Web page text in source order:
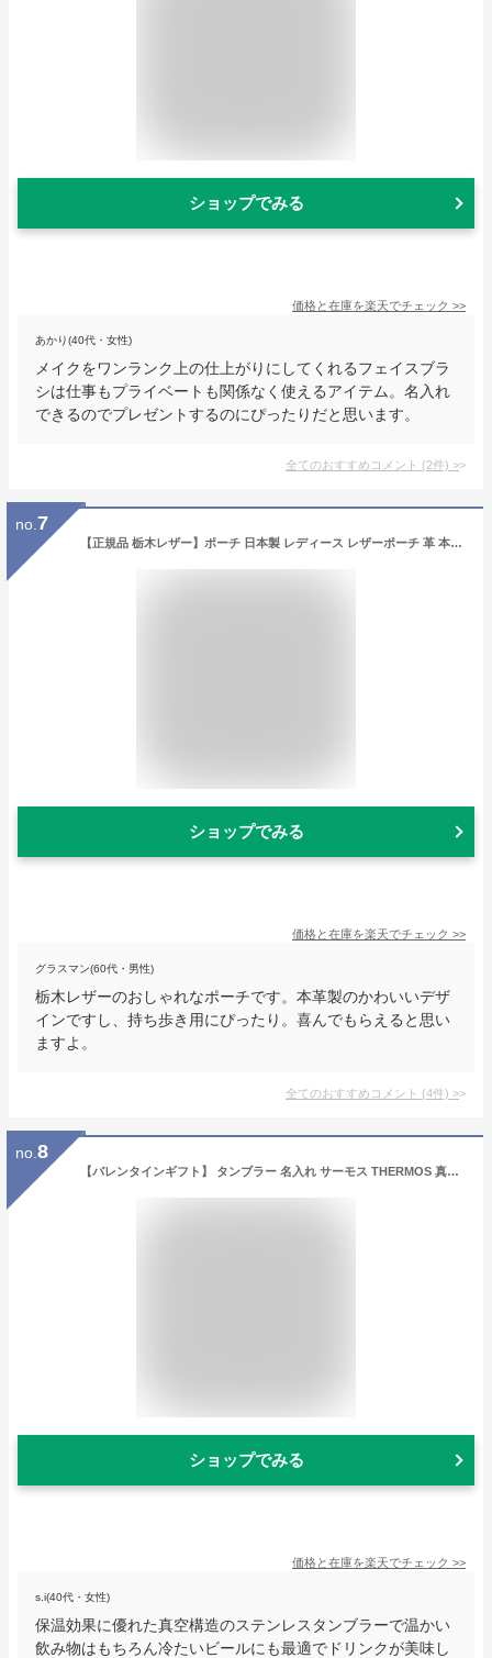
ショップでみる
価格と在庫を楽天でチェック >>
あかり(40代・女性)
メイクをワンランク上の仕上がりにしてくれるフェイスブラ
シは仕事もプライベートも関係なく使えるアイテム。名入れ
できるのでプレゼントするのにぴったりだと思います。
全てのおすすめコメント (2件) >
no. 7
【正規品 栃木レザー】ポーチ 日本製 レディース レザーポーチ 革 本革 小物入れ 名入れ 名前入り 名前入れ 化粧ポーチ 大人 女性 メンズ 上品 革婚式 プレゼント ギフト 記念品 ギフト
ショップでみる
価格と在庫を楽天でチェック >>
グラスマン(60代・男性)
栃木レザーのおしゃれなポーチです。本革製のかわいいデザ
インですし、持ち歩き用にぴったり。喜んでもらえると思い
ますよ。
全てのおすすめコメント (4件) >
no. 8
【バレンタインギフト】 タンブラー 名入れ サーモス THERMOS 真空断熱構造ステンレスタンブラー JDI- 300ml 即日 プレゼント （ 保冷保温 魔法瓶構造 名入れタンブラー 名入れギフト オリジナル ステンレスタンブラー ） アウトドア おすすめ 卒園 卒業
ショップでみる
価格と在庫を楽天でチェック >>
s.i(40代・女性)
保温効果に優れた真空構造のステンレスタンブラーで温かい
飲み物はもちろん冷たいビールにも最適でドリンクが美味し